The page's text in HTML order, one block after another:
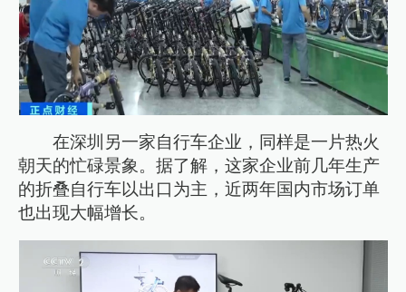
在深圳另一家自行车企业，同样是一片热火
朝天的忙碌景象。据了解，这家企业前几年生产
的折叠自行车以出口为主，近两年国内市场订单
也出现大幅增长。